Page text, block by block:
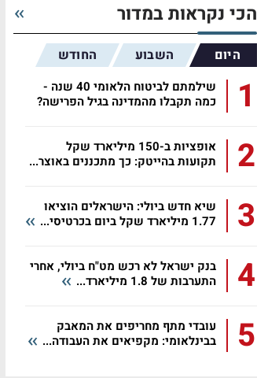
הכי נקראות במדור
היום השבוע החודש
1
שילמתם לביטוח הלאומי 40 שנה -
כמה תקבלו מהמדינה בגיל הפרישה?
2
אופציות ב-150 מיליארד שקל
תקועות בהייטק: כך מתכננים באוצר...
3
שיא חדש ביולי: הישראלים הוציאו
1.77 מיליארד שקל ביום בכרטיסי...
4
בנק ישראל לא רכש מט"ח ביולי, אחרי
התערבות של 1.8 מיליארד...
5
עובדי מתף מחריפים את המאבק
בבינלאומי: מקפיאים את העבודה...